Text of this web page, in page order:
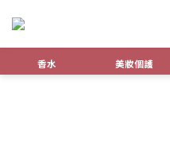
香水 美妝個護